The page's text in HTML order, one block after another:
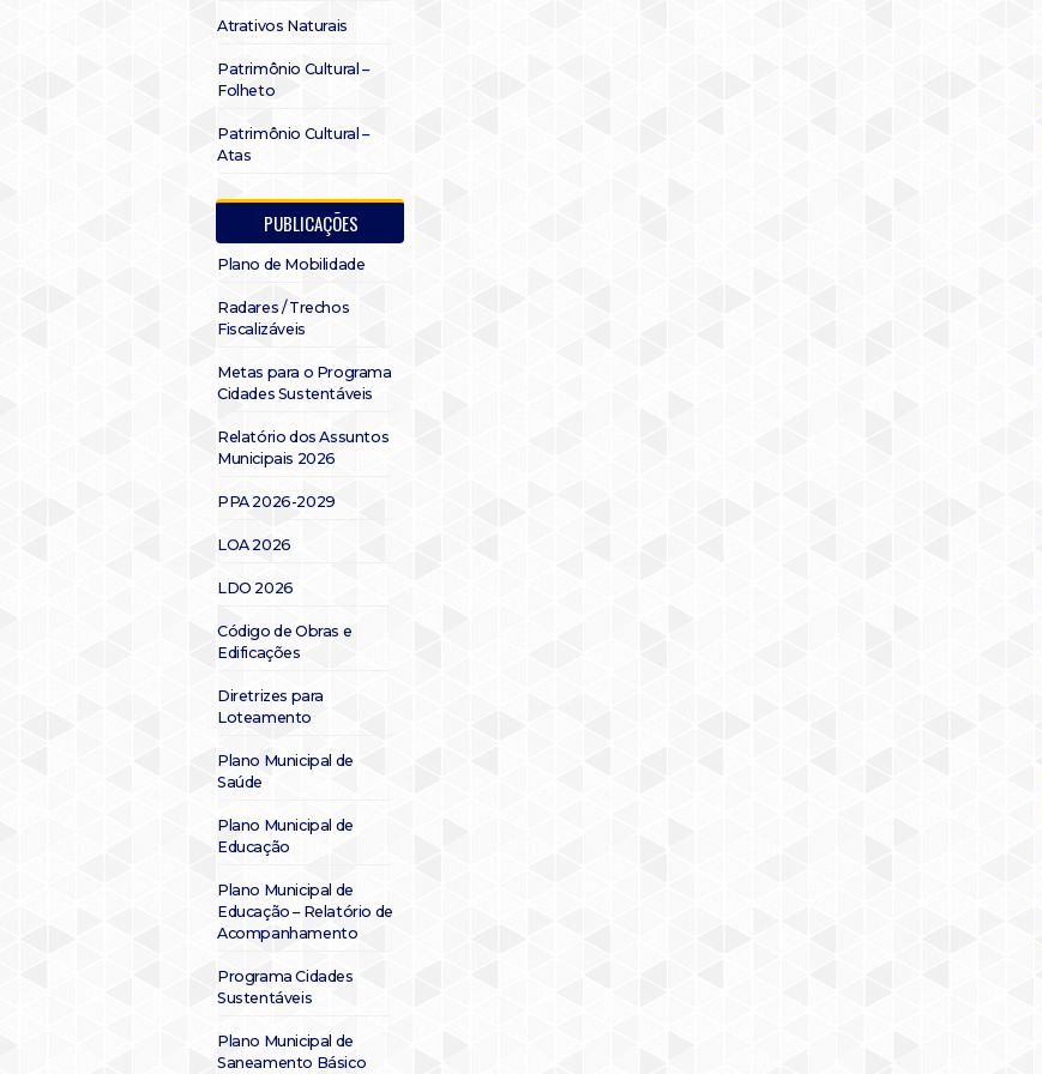
Atrativos Naturais
Patrimônio Cultural –
Folheto
Patrimônio Cultural –
Atas
PUBLICAÇÕES
Plano de Mobilidade
Radares / Trechos
Fiscalizáveis
Metas para o Programa
Cidades Sustentáveis
Relatório dos Assuntos
Municipais 2026
PPA 2026-2029
LOA 2026
LDO 2026
Código de Obras e
Edificações
Diretrizes para
Loteamento
Plano Municipal de
Saúde
Plano Municipal de
Educação
Plano Municipal de
Educação – Relatório de
Acompanhamento
Programa Cidades
Sustentáveis
Plano Municipal de
Saneamento Básico